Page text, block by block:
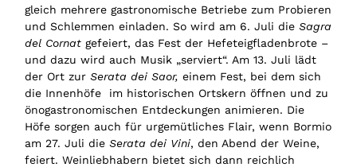
gleich mehrere gastronomische Betriebe zum Probieren
und Schlemmen einladen. So wird am 6. Juli die Sagra
del Cornatgefeiert, das Fest der Hefeteigfladenbrote –
und dazu wird auch Musik „serviert“. Am 13. Juli lädt
der Ort zur Serata dei Saor, einem Fest, bei dem sich
die Innenhöfe im historischen Ortskern öffnen und zu
önogastronomischen Entdeckungen animieren. Die
Höfe sorgen auch für urgemütliches Flair, wenn Bormio
am 27. Juli die Serata dei Vini, den Abend der Weine,
feiert. Weinliebhabern bietet sich dann reichlich